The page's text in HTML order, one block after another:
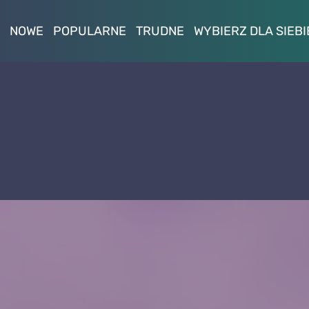
NOWE POPULARNE TRUDNE WYBIERZ DLA